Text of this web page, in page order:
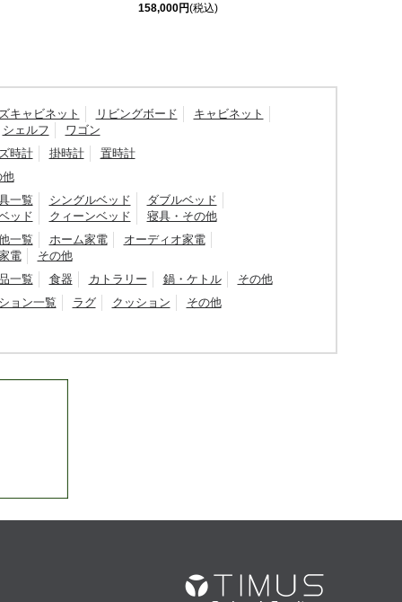
158,000円(税込)
キャビネット リビングボード
キャビネット
シェルフ
ワゴン
時計
掛時計
置時計
他
一覧
シングルベッド
ダブルベッド
ッド
クィーンベッド
寝具・その他
一覧
ホーム家電
オーディオ家電
電
その他
一覧
食器 カトラリー 鍋・ケトル
その他
ョン一覧
ラグ クッション その他